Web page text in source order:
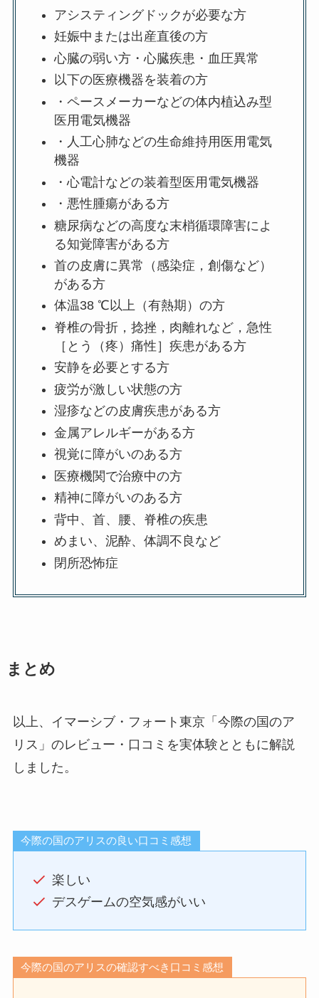
アシスティングドックが必要な方
妊娠中または出産直後の方
心臓の弱い方・心臓疾患・血圧異常
以下の医療機器を装着の方
・ペースメーカーなどの体内植込み型
医用電気機器
・人工心肺などの生命維持用医用電気
機器
・心電計などの装着型医用電気機器
・悪性腫瘍がある方
糖尿病などの高度な末梢循環障害によ
る知覚障害がある方
首の皮膚に異常（感染症，創傷など）
がある方
体温38 ℃以上（有熱期）の方
脊椎の骨折，捻挫，肉離れなど，急性
［とう（疼）痛性］疾患がある方
安静を必要とする方
疲労が激しい状態の方
湿疹などの皮膚疾患がある方
金属アレルギーがある方
視覚に障がいのある方
医療機関で治療中の方
精神に障がいのある方
背中、首、腰、脊椎の疾患
めまい、泥酔、体調不良など
閉所恐怖症
まとめ
以上、イマーシブ・フォート東京「今際の国のア
リス」のレビュー・口コミを実体験とともに解説
しました。
今際の国のアリスの良い口コミ感想
楽しい
デスゲームの空気感がいい
今際の国のアリスの確認すべき口コミ感想